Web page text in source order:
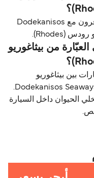
إيه، الركاب بدون سيارات يقدرون يسافرون مع Dodekanisos
من بيثاغوريو
بين بيثاغوريو
(Pythagorio) و رودس (Rhodes) مع Dodekanisos Seaways.
الحيوان داخل السيارة